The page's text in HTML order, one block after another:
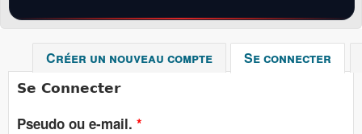
Créer un nouveau compte Se connecter
Se Connecter
Pseudo ou e-mail. *